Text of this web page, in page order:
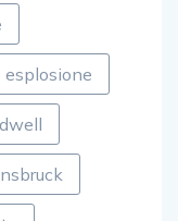
esplosione